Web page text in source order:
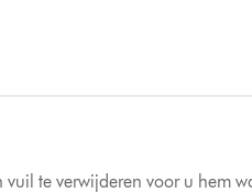
te verwijderen voor u hem